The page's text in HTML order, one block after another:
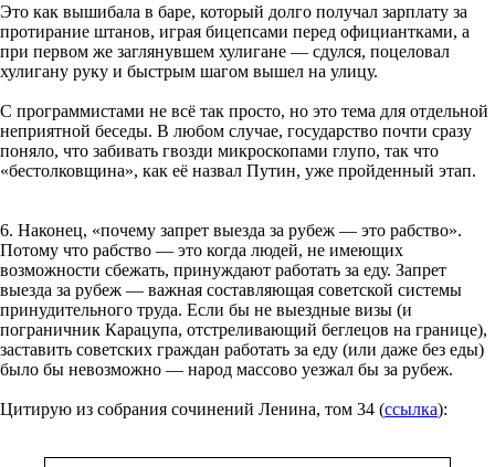
Это как вышибала в баре, который долго получал зарплату за
протирание штанов, играя бицепсами перед официантками, а
при первом же заглянувшем хулигане — сдулся, поцеловал
хулигану руку и быстрым шагом вышел на улицу.
С программистами не всё так просто, но это тема для отдельной
неприятной беседы. В любом случае, государство почти сразу
поняло, что забивать гвозди микроскопами глупо, так что
«бестолковщина», как её назвал Путин, уже пройденный этап.
6. Наконец, «почему запрет выезда за рубеж — это рабство».
Потому что рабство — это когда людей, не имеющих
возможности сбежать, принуждают работать за еду. Запрет
выезда за рубеж — важная составляющая советской системы
принудительного труда. Если бы не выездные визы (и
пограничник Карацупа, отстреливающий беглецов на границе),
заставить советских граждан работать за еду (или даже без еды)
было бы невозможно — народ массово уезжал бы за рубеж.
Цитирую из собрания сочинений Ленина, том 34 (ссылка):